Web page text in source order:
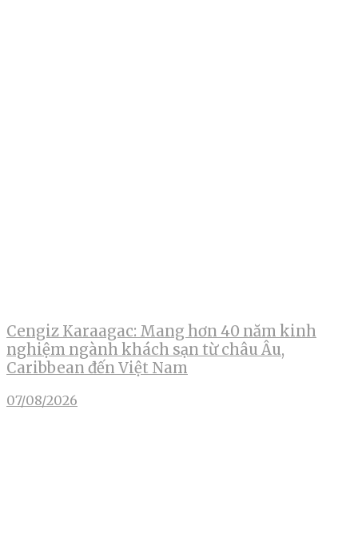
Cengiz Karaagac: Mang hơn 40 năm kinh
nghiệm ngành khách sạn từ châu Âu,
Caribbean đến Việt Nam
07/08/2026